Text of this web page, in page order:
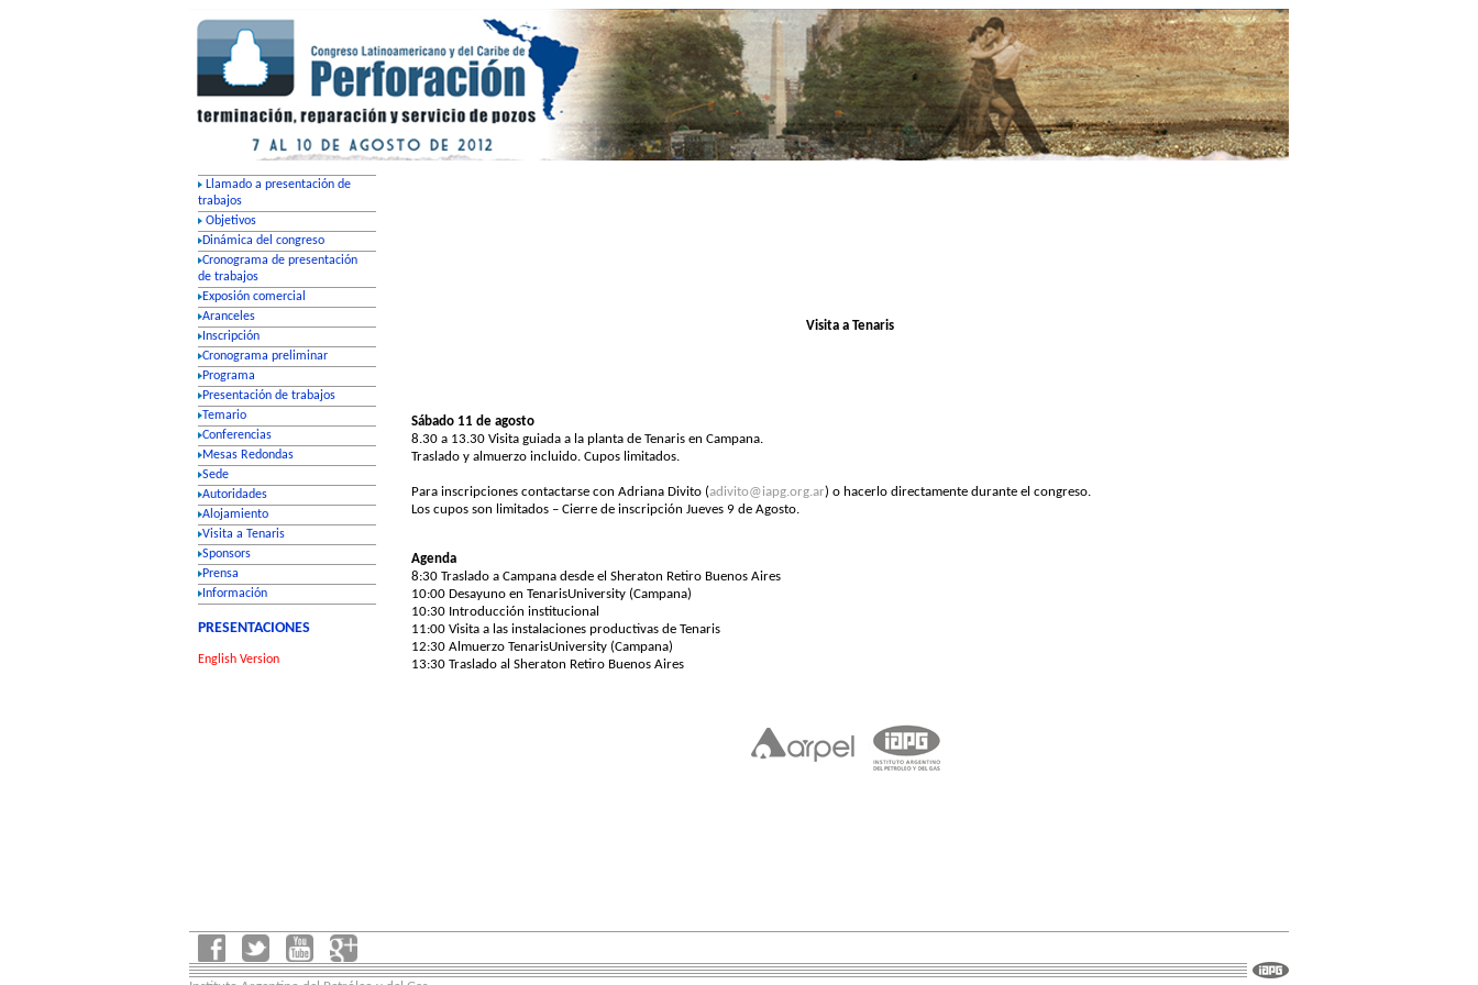
Visita a Tenaris
Sábado 11 de agosto
8.30 a 13.30 Visita guiada a la planta de Tenaris en Campana.
Traslado y almuerzo incluido. Cupos limitados.
Para inscripciones contactarse con Adriana Divito (adivito@iapg.org.ar) o hacerlo directamente durante el congreso.
Los cupos son limitados – Cierre de inscripción Jueves 9 de Agosto.
Agenda
8:30 Traslado a Campana desde el Sheraton Retiro Buenos Aires
10:00 Desayuno en TenarisUniversity (Campana)
10:30 Introducción institucional
11:00 Visita a las instalaciones productivas de Tenaris
12:30 Almuerzo TenarisUniversity (Campana)
13:30 Traslado al Sheraton Retiro Buenos Aires